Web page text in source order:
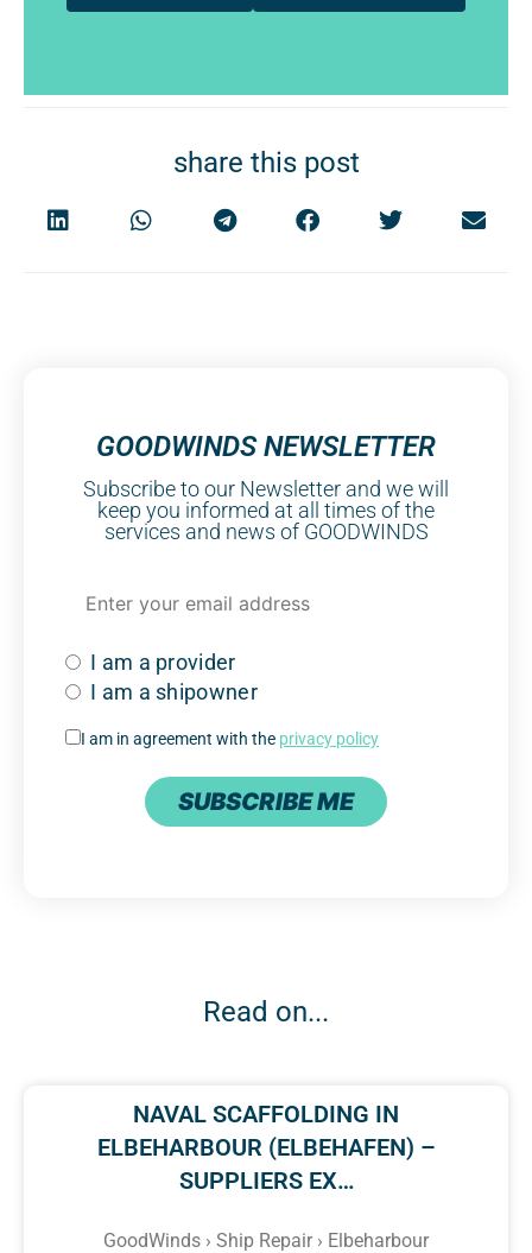
share this post
GOODWINDS NEWSLETTER
Subscribe to our Newsletter and we will
keep you informed at all times of the
services and news of GOODWINDS
I am a provider
I am a shipowner
I am in agreement with the privacy policy
SUBSCRIBE ME
Read on...
NAVAL SCAFFOLDING IN
ELBEHARBOUR (ELBEHAFEN) –
SUPPLIERS EX…
GoodWinds › Ship Repair › Elbeharbour